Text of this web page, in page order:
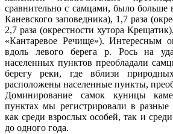
сравнительно с самцами, было больше
Каневского заповедника), 1,7 раза
2,7 раза (окрестности хутора
«Кантаревое Речище»). Интересным
вдоль левого берега р. Рось на
населенных пунктов преобладали
берегу реки, где вблизи
расположены населенные пункты,
Доминирование самок куницы
пунктах мы регистрировали в
как среди взрослых особей, так и
до одного года.